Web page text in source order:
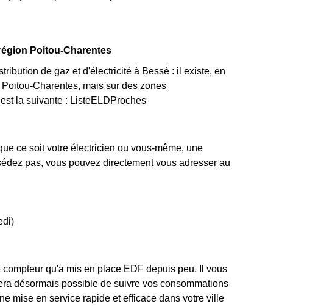
Poitou-Charentes
de gaz et d'électricité à Bessé : il existe, en
Charentes, mais sur des zones
la suivante : ListeELDProches
ce soit votre électricien ou vous-même, une
pas, vous pouvez directement vous adresser au
qu'a mis en place EDF depuis peu. Il vous
désormais possible de suivre vos consommations
mise en service rapide et efficace dans votre ville